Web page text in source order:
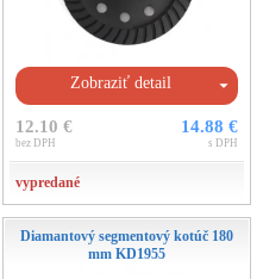
Zobraziť detail
12.10 €
bez DPH
14.88 €
s DPH
vypredané
Diamantový segmentový kotúč 180
mm KD1955